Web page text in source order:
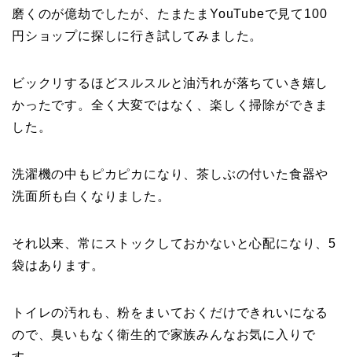
磨くのが億劫でしたが、たまたまYouTubeで見て100
円ショップに探しに行き試してみました。
ビックリするほどスルスルと油汚れが落ちていき嬉し
かったです。全く大変ではなく、楽しく掃除ができま
した。
洗濯機の中もピカピカになり、茶しぶの付いた食器や
洗面所も白くなりました。
それ以来、常にストックしておかないと心配になり、5
袋はあります。
トイレの汚れも、粉をまいておくだけできれいになる
ので、臭いもなく衛生的で家族みんなお気に入りで